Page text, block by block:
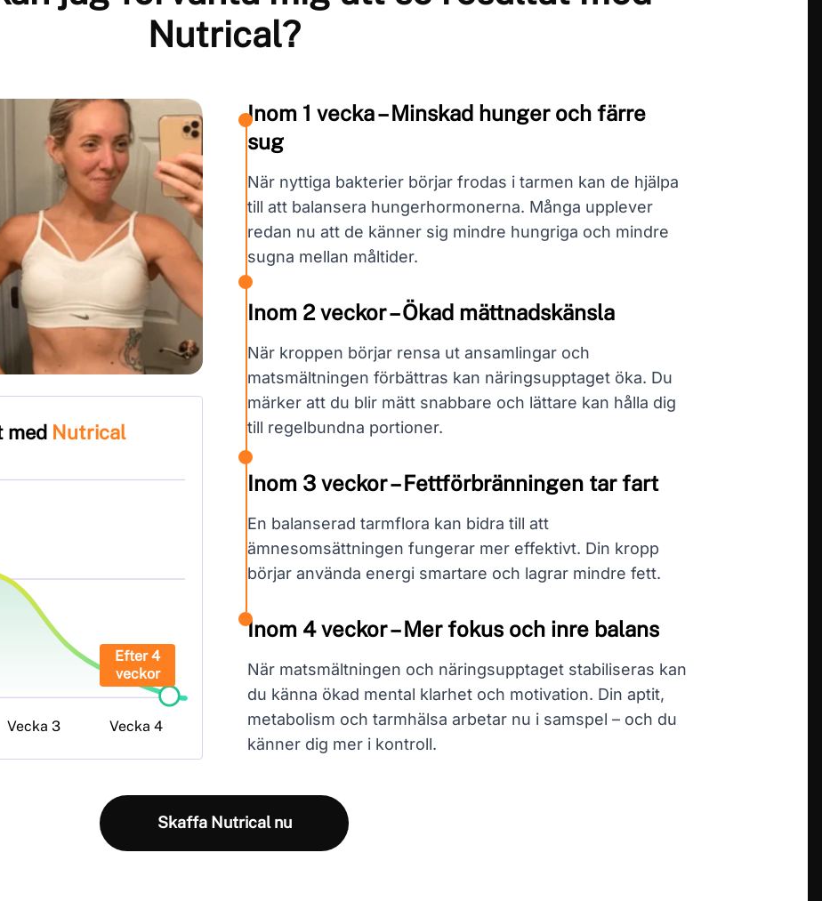
Nutrical?
med Nutrical
Vecka 3 Vecka 4
Efter 4
veckor
Inom 1 vecka – Minskad hunger och färre
sug
När nyttiga bakterier börjar frodas i tarmen kan de hjälpa
till att balansera hungerhormonerna. Många upplever
redan nu att de känner sig mindre hungriga och mindre
sugna mellan måltider.
Inom 2 veckor – Ökad mättnadskänsla
När kroppen börjar rensa ut ansamlingar och
matsmältningen förbättras kan näringsupptaget öka. Du
märker att du blir mätt snabbare och lättare kan hålla dig
till regelbundna portioner.
Inom 3 veckor – Fettförbränningen tar fart
En balanserad tarmflora kan bidra till att
ämnesomsättningen fungerar mer effektivt. Din kropp
börjar använda energi smartare och lagrar mindre fett.
Inom 4 veckor – Mer fokus och inre balans
När matsmältningen och näringsupptaget stabiliseras kan
du känna ökad mental klarhet och motivation. Din aptit,
metabolism och tarmhälsa arbetar nu i samspel – och du
känner dig mer i kontroll.
Skaffa Nutrical nu